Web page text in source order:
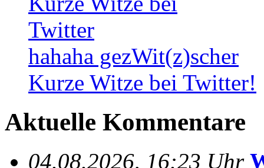
hahaha gezWit(z)scher
Kurze Witze bei Twitter!
Aktuelle Kommentare
04.08.2026, 16:23 Uhr